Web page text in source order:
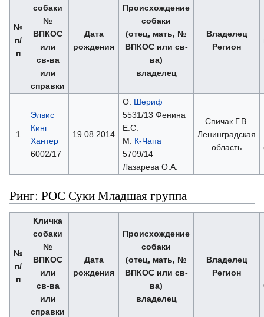
№
п/
п
собаки
№
ВПКОС
или
св-ва
или
справки
Дата
рождения
Происхождение
собаки
(отец, мать, №
ВПКОС или св-
ва)
владелец
Владелец
Регион
1
Элвис
Кинг
Хантер
6002/17
19.08.2014
О: Шериф
5531/13 Фенина
Е.С.
М: К-Чапа
5709/14
Лазарева О.А.
Спичак Г.В.
Ленинградская
область
Ринг: РОС Суки Младшая группа
№
п/
п
Кличка
собаки
№
ВПКОС
или
св-ва
или
справки
Дата
рождения
Происхождение
собаки
(отец, мать, №
ВПКОС или св-
ва)
владелец
Владелец
Регион